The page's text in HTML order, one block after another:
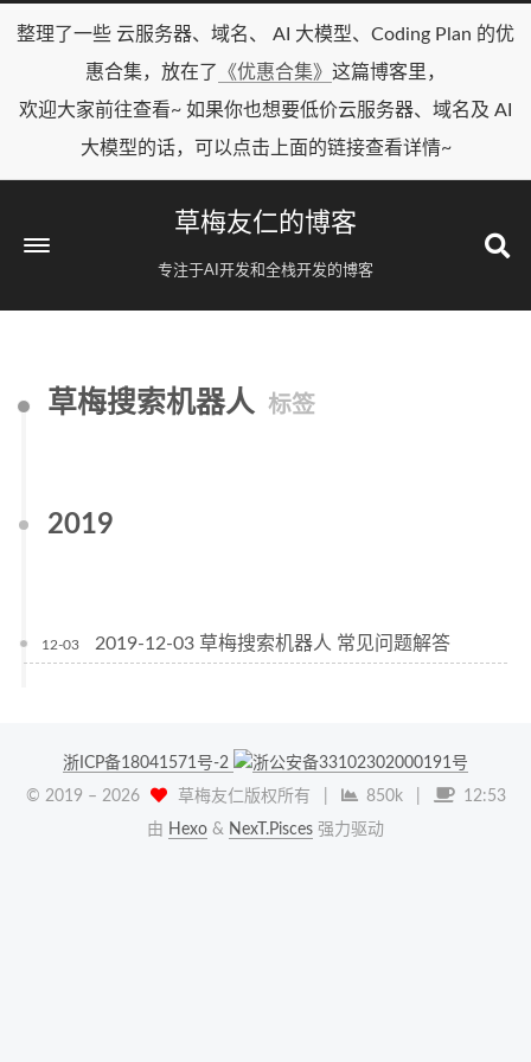
整理了一些 云服务器、域名、 AI 大模型、Coding Plan 的优
惠合集，放在了
《优惠合集》 这篇博客里，
欢迎大家前往查看~ 如果你也想要低价云服务器、域名及 AI
大模型的话，可以点击上面的链接查看详情~
草梅友仁的博客
专注于AI开发和全栈开发的博客
草梅搜索机器人 标签
2019
12-03 2019-12-03 草梅搜索机器人 常见问题解答
浙ICP备18041571号-2
浙公安备33102302000191号
© 2019 – 2026 草梅友仁版权所有 850k
12:53
由 Hexo & NexT.Pisces 强力驱动